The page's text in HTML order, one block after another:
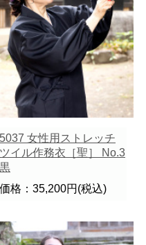
5037 女性用ストレッチ
ツイル作務衣［聖］ No.3
黒
価格：35,200円(税込)